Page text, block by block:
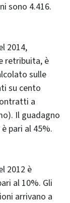
sono 4.416.
2014,
retribuita, è
sulle
su cento
a
Il guadagno
pari al 45%.
2012 è
al 10%. Gli
arrivano a